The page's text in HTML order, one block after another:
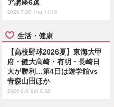
ア講座6選
2026.7.30 Thu 11:15
生活・健康
【高校野球2026夏】東海大甲
府・健大高崎・有明・長崎日
大が勝利…第4日は遊学館vs
青森山田ほか
2026.8.8 Sat 9:52